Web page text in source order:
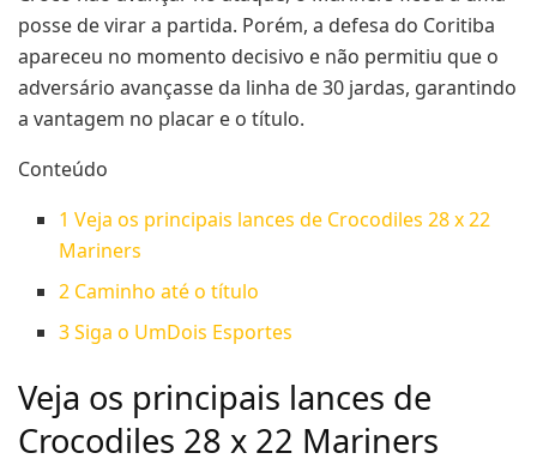
posse de virar a partida. Porém, a defesa do Coritiba
apareceu no momento decisivo e não permitiu que o
adversário avançasse da linha de 30 jardas, garantindo
a vantagem no placar e o título.
Conteúdo
1 Veja os principais lances de Crocodiles 28 x 22
Mariners
2 Caminho até o título
3Siga o UmDois Esportes
Veja os principais lances de
Crocodiles 28 x 22 Mariners